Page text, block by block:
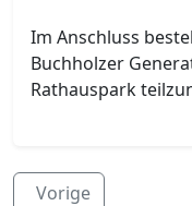
Im Anschluss
Buchholzer
Rathauspark
Vorige